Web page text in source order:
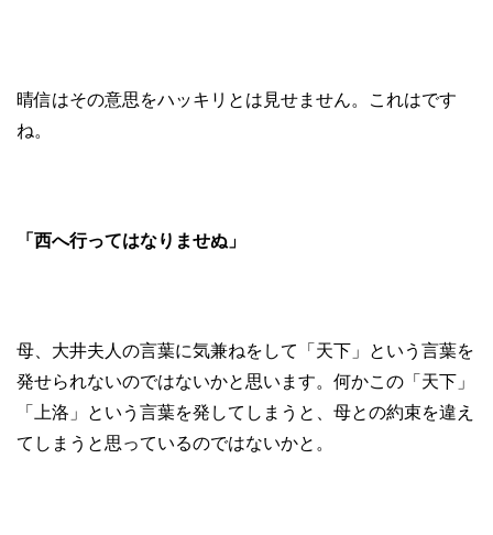
晴信はその意思をハッキリとは見せません。これはです
ね。
「西へ行ってはなりませぬ」
母、大井夫人の言葉に気兼ねをして「天下」という言葉を
発せられないのではないかと思います。何かこの「天下」
「上洛」という言葉を発してしまうと、母との約束を違え
てしまうと思っているのではないかと。